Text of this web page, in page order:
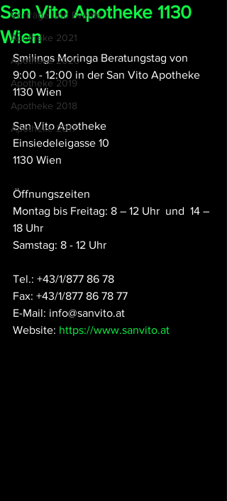
Vorträge und Events
Apotheke 2021
Apotheke 2020
Apotheke 2019
Apotheke 2018
Apotheke 2017
San Vito Apotheke 1130
Wien
Smilings Moringa Beratungstag von
9:00 - 12:00 in der San Vito Apotheke
1130 Wien
San Vito Apotheke
Einsiedeleigasse 10
1130 Wien
Öffnungszeiten
Montag bis Freitag: 8 – 12 Uhr  und  14 –
18 Uhr
Samstag: 8 - 12 Uhr
Tel.: +43/1/877 86 78
Fax: +43/1/877 86 78 77
E-Mail: info@sanvito.at
Website: https://www.sanvito.at